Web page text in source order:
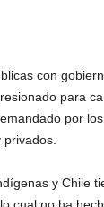
con
para
por
privados.
y Chile